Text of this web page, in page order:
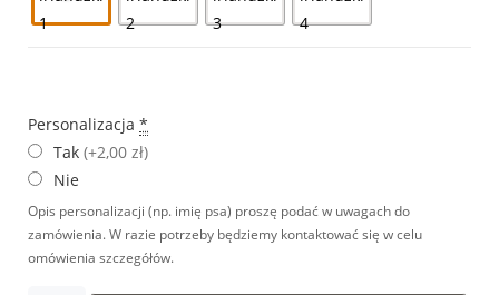
Personalizacja *
Tak (+2,00 zł)
Nie
Opis personalizacji (np. imię psa) proszę podać w uwagach do
zamówienia. W razie potrzeby będziemy kontaktować się w celu
omówienia szczegółów.